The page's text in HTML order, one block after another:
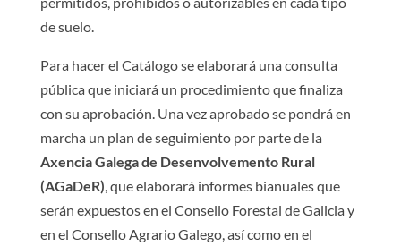
de suelo.
Para hacer el Catálogo se elaborará una consulta
pública que iniciará un procedimiento que finaliza
con su aprobación. Una vez aprobado se pondrá en
marcha un plan de seguimiento por parte de la
Axencia Galega de Desenvolvemento Rural
(AGaDeR), que elaborará informes bianuales que
serán expuestos en el Consello Forestal de Galicia y
en el Consello Agrario Galego, así como en el